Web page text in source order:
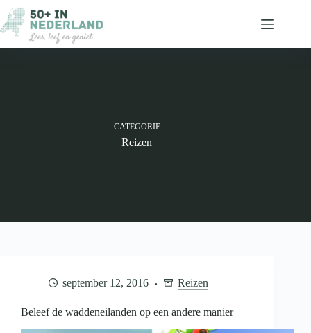
naar
de
inhoud
CATEGORIE
Reizen
september 12, 2016 Reizen
Beleef de waddeneilanden op een andere manier